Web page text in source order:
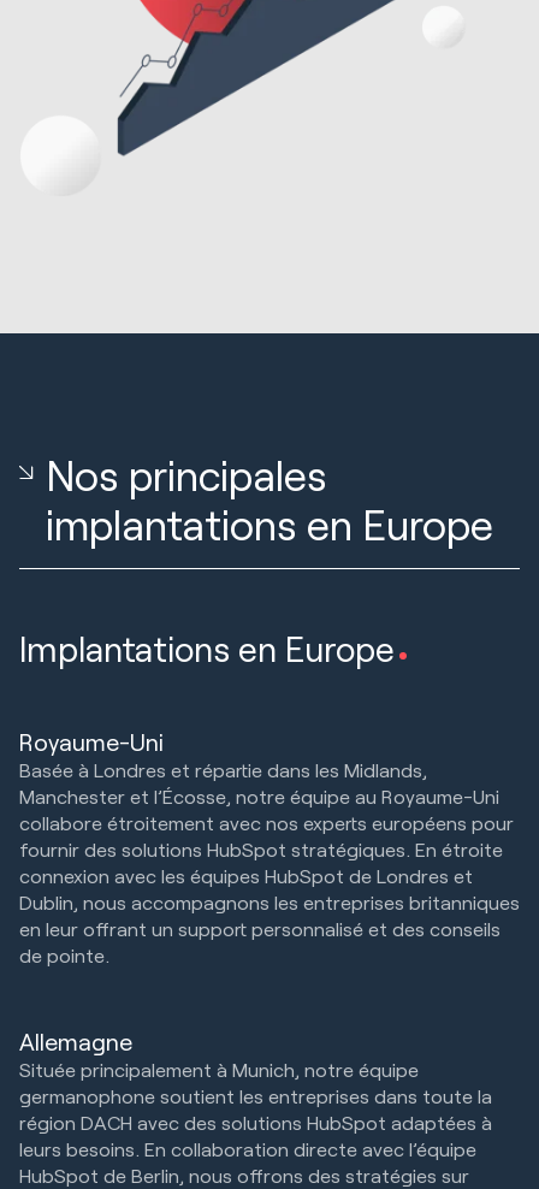
Nos principales
implantations en Europe
Implantations en Europe
Royaume-Uni
Basée à Londres et répartie dans les Midlands,
Manchester et l’Écosse, notre équipe au Royaume-Uni
collabore étroitement avec nos experts européens pour
fournir des solutions HubSpot stratégiques. En étroite
connexion avec les équipes HubSpot de Londres et
Dublin, nous accompagnons les entreprises britanniques
en leur offrant un support personnalisé et des conseils
de pointe.
Allemagne
Située principalement à Munich, notre équipe
germanophone soutient les entreprises dans toute la
région DACH avec des solutions HubSpot adaptées à
leurs besoins. En collaboration directe avec l’équipe
HubSpot de Berlin, nous offrons des stratégies sur